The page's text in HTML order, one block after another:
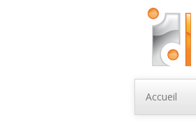
Accueil